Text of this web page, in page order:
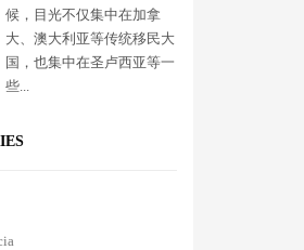
候，目光不仅集中在加拿
大、澳大利亚等传统移民大
国，也集中在圣卢西亚等一
些...